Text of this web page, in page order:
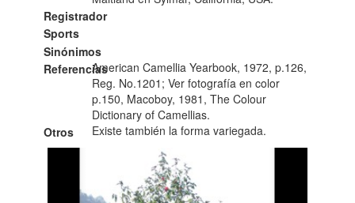
Registrador
Sports
Sinónimos
ReferenciasAmerican Camellia Yearbook, 1972, p.126,
Reg. No.1201; Ver fotografí­a en color
p.150, Macoboy, 1981, The Colour
Dictionary of Camellias.
Otros
Existe también la forma variegada.